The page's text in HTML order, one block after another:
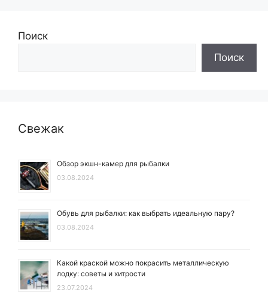
Поиск
Поиск
Свежак
Обзор экшн-камер для рыбалки
03.08.2024
Обувь для рыбалки: как выбрать идеальную пару?
03.08.2024
Какой краской можно покрасить металлическую
лодку: советы и хитрости
23.07.2024